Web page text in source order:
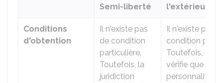
Semi-liberté
l'extérieur
Conditions
d'obtention
Il n'existe pas
de condition
particulière.
Toutefois, la
juridiction
Il n'existe pas
condition
Toutefois, la
vérifie que la
personnalité et